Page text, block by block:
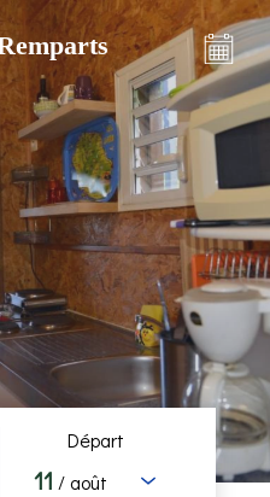
Départ
11 / août